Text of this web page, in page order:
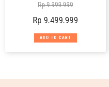
Rp9.999.999
Rp 9.499.999
ADD TO CART